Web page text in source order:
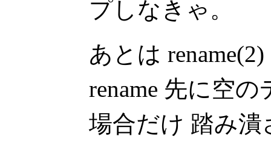
プしなきゃ。
あとは
rename 先に空
場合だけ 踏み